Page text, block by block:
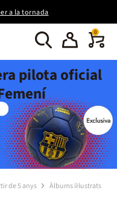
a la tornada
0
pilota oficial
de 5 anys Àlbums il·lustrats